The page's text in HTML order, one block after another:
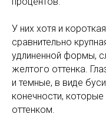
У них хотя и
сравнительно
удлиненной формы,
желтого оттенка.
и темные, в виде
конечности,
оттенком.